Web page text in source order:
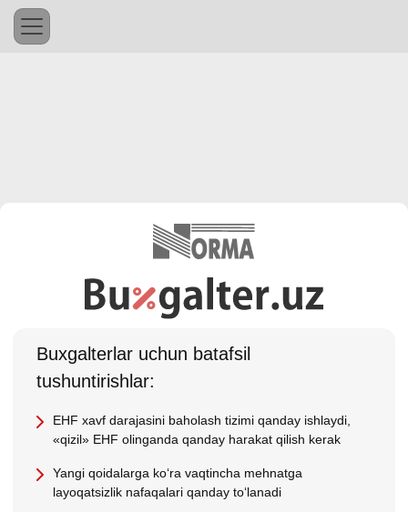
Buхgalterlar uchun batafsil
tushuntirishlar:
EHF хavf darajasini baholash tizimi qanday ishlaydi,
«qizil» EHF olinganda qanday harakat qilish kerak
Yangi qoidalarga koʻra vaqtincha mehnatga
layoqatsizlik nafaqalari qanday toʻlanadi